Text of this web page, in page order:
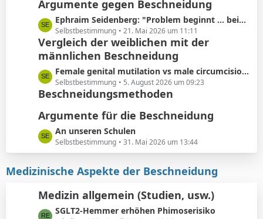
g
e
t
z
t
e
B
e
i
r
ä
g
e
Argumente gegen Beschneidung
L
e
t
z
e
B
e
i
r
e
Ephraim Seidenberg: "Problem beginnt ... beim Abschneiden der Vorhaut"
Selbstbestimmung 21. Mai 2026 um 11:11
Vergleich der weiblichen mit der
männlichen Beschneidung
L
e
t
t
e
B
e
i
t
ä
g
Female genital mutilation vs male circumcision: Understanding the differences
Selbstbestimmung 5. August 2026 um 09:23
Beschneidungsmethoden
Argumente für die Beschneidung
L
e
t
z
t
e
B
e
An unseren Schulen
Selbstbestimmung 31. Mai 2026 um 13:44
Medizinische Aspekte der Beschneidung
Medizin allgemein (Studien, usw.)
L
SGLT2-Hemmer erhöhen Phimoserisiko